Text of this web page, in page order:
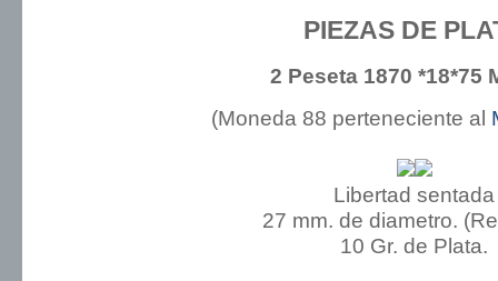
PIEZAS DE
2 Peseta 1870 *18*75
(Moneda 88 perteneciente al
Libertad sentada
27 mm. de diametro.
10 Gr. de Plata.